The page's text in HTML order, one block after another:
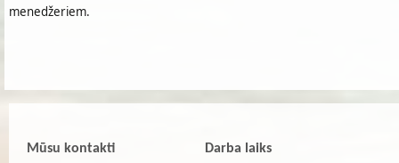
menedžeriem.
Mūsu kontakti Darba laiks